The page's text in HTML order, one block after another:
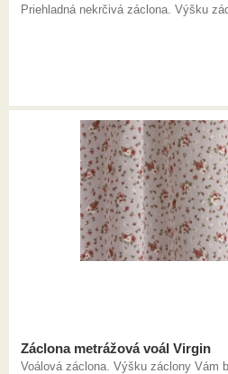
Priehladná nekrčivá záclona. Výšku
Záclona metrážová voál Virgin
Voálová záclona. Výšku záclony Vám